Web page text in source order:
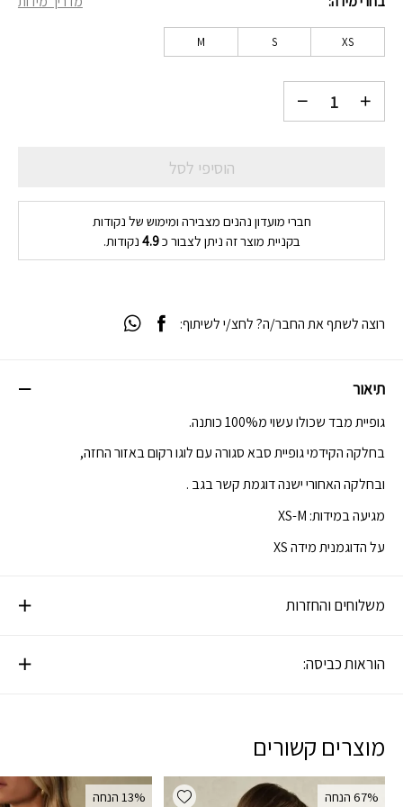
₪149.
XS
S
M
הוסיפי לסל
חברי מועדון נהנים מצבירה ומימוש של נקודות
בקניית מוצר זה ניתן לצבור כ4.9 נקודות.
תיאור
גופיית מבד שכולו עשוי מ100% כותנה.
בחלקה הקידמי גופיית סבא סגורה עם לוגו רקום באזור החזה,
ובחלקה האחורי ישנה דוגמת קשר בגב .
מגיעה במידות: XS-M
על הדוגמנית מידה XS
משלוחים והחזרות
הוראות כביסה:
רוצה לשתף את החבר/ה? לחצ/י לשיתוף:
מוצרים קשורים
Add wishlist ‫67% הנחה ‫13% הנחה